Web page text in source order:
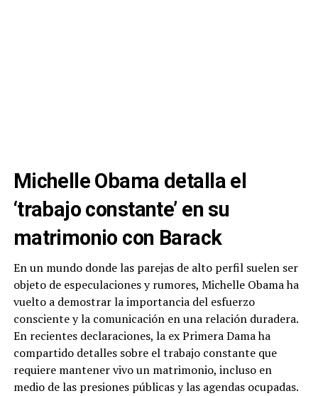
Michelle Obama detalla el
‘trabajo constante’ en su
matrimonio con Barack
En un mundo donde las parejas de alto perfil suelen ser
objeto de especulaciones y rumores, Michelle Obama ha
vuelto a demostrar la importancia del esfuerzo
consciente y la comunicación en una relación duradera.
En recientes declaraciones, la ex Primera Dama ha
compartido detalles sobre el trabajo constante que
requiere mantener vivo un matrimonio, incluso en
medio de las presiones públicas y las agendas ocupadas.